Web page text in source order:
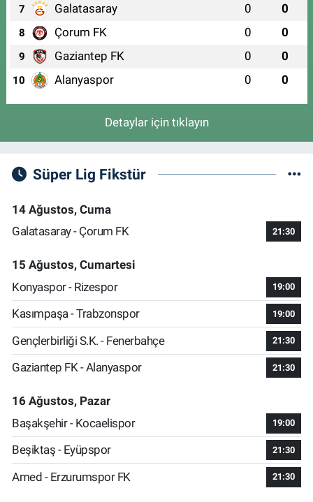
7 Galatasaray 0 0
8 Çorum FK 0 0
9 Gaziantep FK 0 0
10 Alanyaspor 0 0
Detaylar için tıklayın
Süper Lig Fikstür
14 Ağustos, Cuma
Galatasaray - Çorum FK
21:30
15 Ağustos, Cumartesi
Konyaspor - Rizespor
19:00
Kasımpaşa - Trabzonspor 19:00
Gençlerbirliği S.K. - Fenerbahçe 21:30
Gaziantep FK - Alanyaspor 21:30
16 Ağustos, Pazar
Başakşehir - Kocaelispor
19:00
Beşiktaş - Eyüpspor 21:30
Amed - Erzurumspor FK 21:30